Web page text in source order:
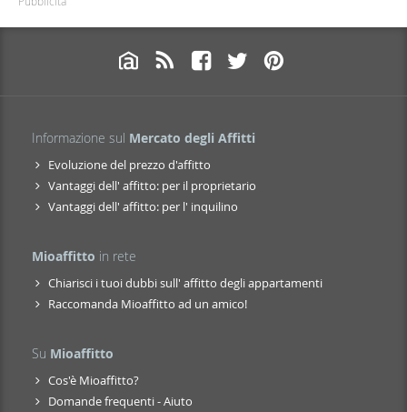
Informazione sul Mercato degli Affitti
Evoluzione del prezzo d'affitto
Vantaggi dell' affitto: per il proprietario
Vantaggi dell' affitto: per l' inquilino
Mioaffitto in rete
Chiarisci i tuoi dubbi sull' affitto degli appartamenti
Raccomanda Mioaffitto ad un amico!
Su Mioaffitto
Cos'è Mioaffitto?
Domande frequenti - Aiuto